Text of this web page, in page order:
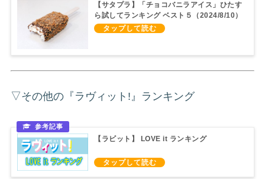
【サタプラ】「チョコバニラアイス」ひたす
ら試してランキング ベスト５（2024/8/10）
▽その他の『ラヴィット!』ランキング
【ラビット】 LOVE it ランキング